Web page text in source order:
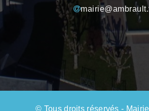
© Tous droits réservés -